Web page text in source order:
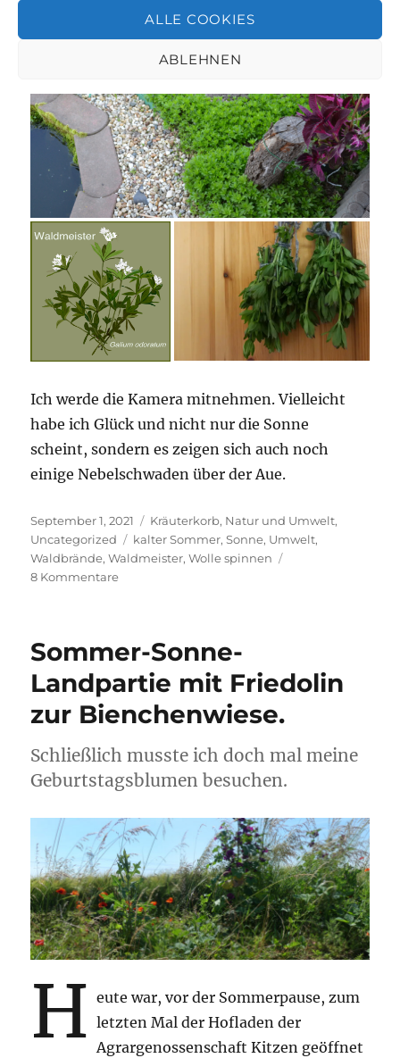
ALLE COOKIES
ABLEHNEN
aufpassen, dass er nicht den ganzen Garten
Ich werde die Kamera mitnehmen. Vielleicht
habe ich Glück und nicht nur die Sonne
scheint, sondern es zeigen sich auch noch
einige Nebelschwaden über der Aue.
Veröffentlicht
am
September 1, 2021 Kategorien
Kräuterkorb, Natur und Umwelt,
Uncategorized
Schlagwörter
kalter Sommer,Sonne, Umwelt,
Waldbrände,Waldmeister,Wolle spinnen
8 Kommentarezu
sich
noch
mal
zeigen
diesem
Jahr.
Sommer-Sonne-
Landpartie mit Friedolin
zur Bienchenwiese.
Schließlich musste ich doch mal meine
Geburtstagsblumen besuchen.
H eute war, vor der Sommerpause, zum
letzten Mal der Hofladen der
Agrargenossenschaft Kitzen geöffnet